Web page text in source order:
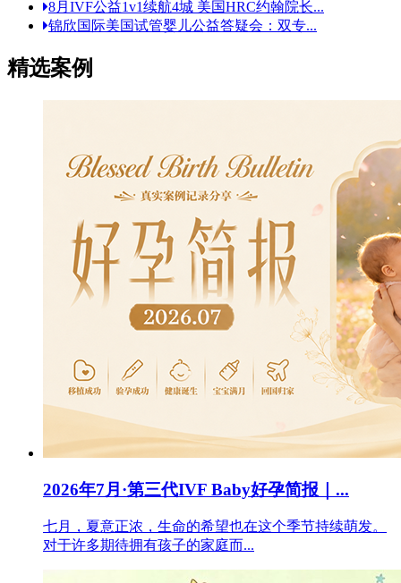
8月IVF公益1v1续航4城 美国HRC约翰院长...
锦欣国际美国试管婴儿公益答疑会：双专...
精选案例
2026年7月·第三代IVF Baby好孕简报｜...
七月，夏意正浓，生命的希望也在这个季节持续萌发。
对于许多期待拥有孩子的家庭而...